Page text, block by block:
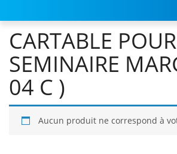
CARTABLE POUR
SEMINAIRE
04 C )
Aucun produit ne correspond à